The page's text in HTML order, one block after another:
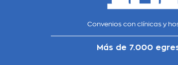
Convenios con clínicas y
Más de 7.000